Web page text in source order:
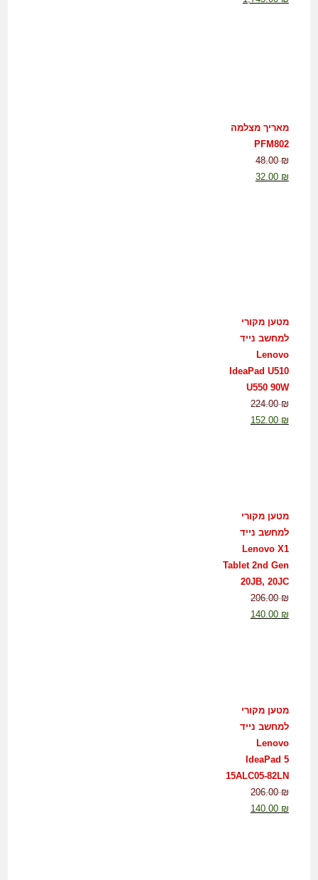
מאריך מצלמה
PFM802
48.00₪
32.00 ₪
מטען מקורי
למחשב נייד
Lenovo
IdeaPad U510
U550 90W
224.00₪
152.00 ₪
מטען מקורי
למחשב נייד
Lenovo X1
Tablet 2nd Gen
20JB, 20JC
206.00₪
140.00 ₪
מטען מקורי
למחשב נייד
Lenovo
IdeaPad 5
15ALC05-82LN
206.00₪
140.00 ₪